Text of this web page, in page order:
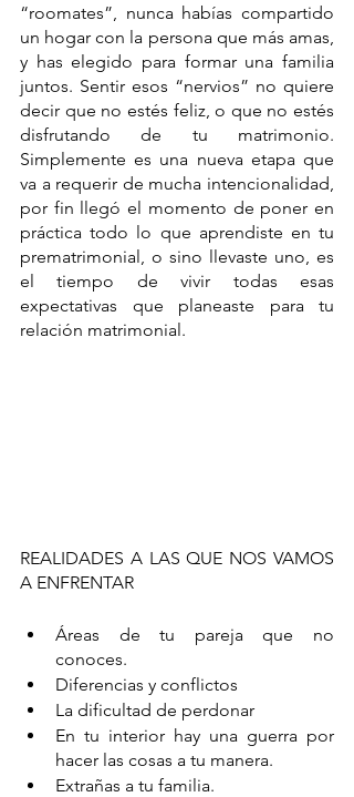
“roomates”, nunca habías compartido
un hogar con la persona que más amas,
y has elegido para formar una familia
juntos. Sentir esos “nervios” no quiere
decir que no estés feliz, o que no estés
disfrutando de tu matrimonio.
Simplemente es una nueva etapa que
va a requerir de mucha intencionalidad,
por fin llegó el momento de poner en
práctica todo lo que aprendiste en tu
prematrimonial, o sino llevaste uno, es
el tiempo de vivir todas esas
expectativas que planeaste para tu
relación matrimonial.
REALIDADES A LAS QUE NOS VAMOS
A ENFRENTAR
Áreas de tu pareja que no
conoces.
Diferencias y conflictos
La dificultad de perdonar
En tu interior hay una guerra por
hacer las cosas a tu manera.
Extrañas a tu familia.